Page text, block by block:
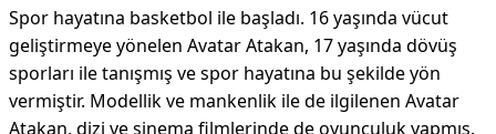
Spor hayatına basketbol ile başladı. 16 yaşında vücut
geliştirmeye yönelen Avatar Atakan, 17 yaşında dövüş
sporları ile tanışmış ve spor hayatına bu şekilde yön
vermiştir. Modellik ve mankenlik ile de ilgilenen Avatar
Atakan, dizi ve sinema filmlerinde de oyunculuk yapmış.